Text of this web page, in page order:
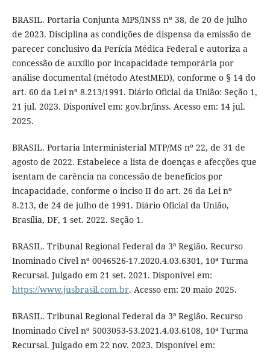
BRASIL. Portaria Conjunta MPS/INSS nº 38, de 20 de julho
de 2023. Disciplina as condições de dispensa da emissão de
parecer conclusivo da Perícia Médica Federal e autoriza a
concessão de auxílio por incapacidade temporária por
análise documental (método AtestMED), conforme o § 14 do
art. 60 da Lei nº 8.213/1991. Diário Oficial da União: Seção 1,
21 jul. 2023. Disponível em: gov.br/inss. Acesso em: 14 jul.
2025.
BRASIL. Portaria Interministerial MTP/MS nº 22, de 31 de
agosto de 2022. Estabelece a lista de doenças e afecções que
isentam de carência na concessão de benefícios por
incapacidade, conforme o inciso II do art. 26 da Lei nº
8.213, de 24 de julho de 1991. Diário Oficial da União,
Brasília, DF, 1 set. 2022. Seção 1.
BRASIL. Tribunal Regional Federal da 3ª Região. Recurso
Inominado Cível nº 0046526-17.2020.4.03.6301, 10ª Turma
Recursal. Julgado em 21 set. 2021. Disponível em:
https://www.jusbrasil.com.br. Acesso em: 20 maio 2025.
BRASIL. Tribunal Regional Federal da 3ª Região. Recurso
Inominado Cível nº 5003053-53.2021.4.03.6108, 10ª Turma
Recursal. Julgado em 22 nov. 2023. Disponível em: